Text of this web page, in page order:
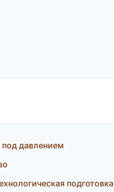
давлением
подготовка